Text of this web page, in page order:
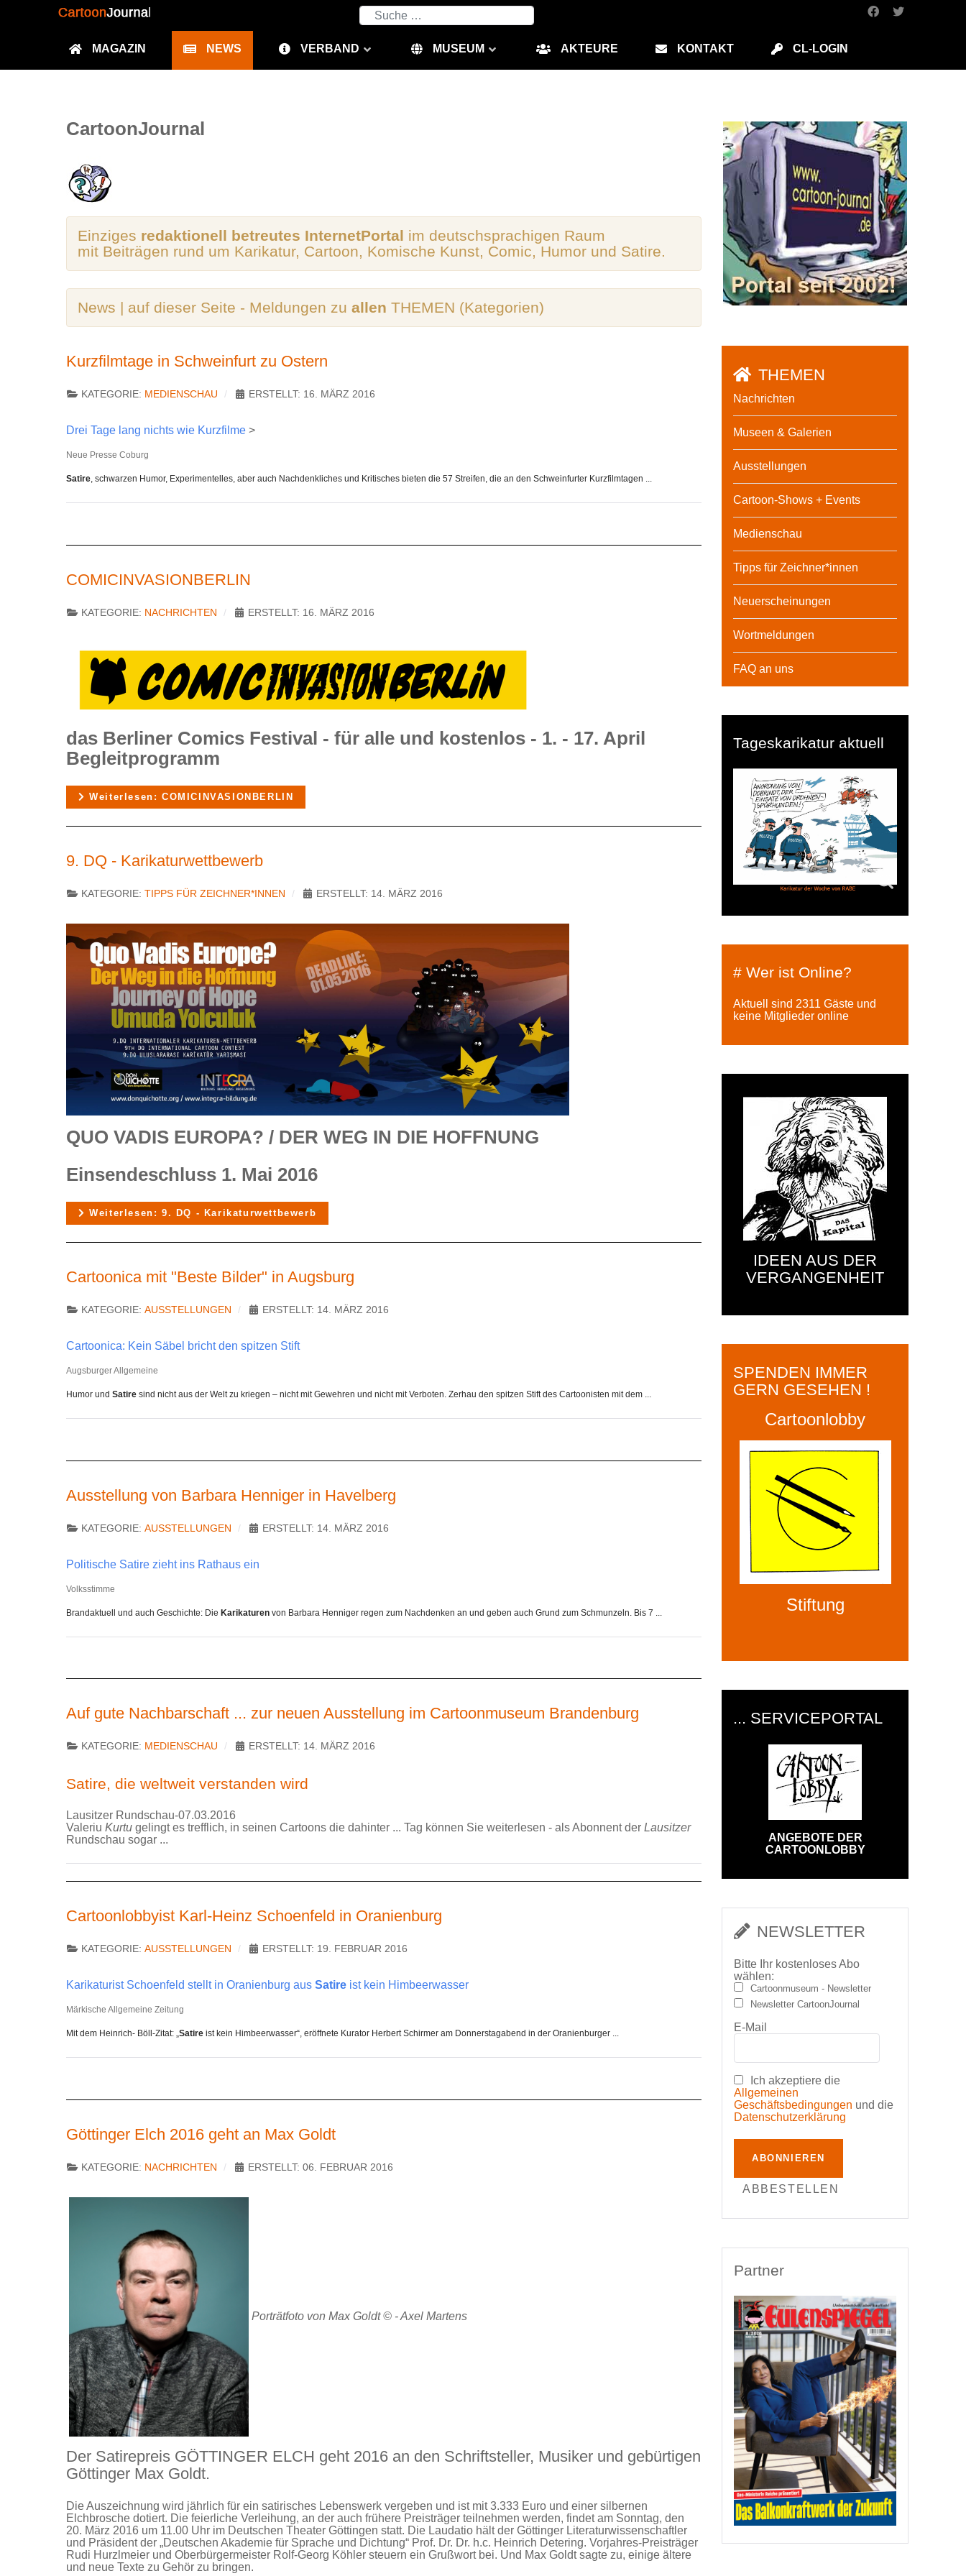
Suchen
MAGAZIN NEWS VERBAND MUSEUM AKTEURE KONTAKT CL-LOGIN
CartoonJournal
Einziges redaktionell betreutes InternetPortal im deutschsprachigen Raum
mit Beiträgen rund um Karikatur, Cartoon, Komische Kunst, Comic, Humor und Satire.
News | auf dieser Seite - Meldungen zu allen THEMEN (Kategorien)
Kurzfilmtage in Schweinfurt zu Ostern
KATEGORIE: MEDIENSCHAU ERSTELLT: 16. MÄRZ 2016
Drei Tage lang nichts wie Kurzfilme >
Neue Presse Coburg
Satire, schwarzen Humor, Experimentelles, aber auch Nachdenkliches und Kritisches bieten die 57 Streifen, die an den Schweinfurter Kurzfilmtagen ...
COMICINVASIONBERLIN
KATEGORIE: NACHRICHTEN ERSTELLT: 16. MÄRZ 2016
das Berliner Comics Festival - für alle und kostenlos - 1. - 17. April
Begleitprogramm
Weiterlesen: COMICINVASIONBERLIN
9. DQ - Karikaturwettbewerb
KATEGORIE: TIPPS FÜR ZEICHNER*INNEN ERSTELLT: 14. MÄRZ 2016
QUO VADIS EUROPA? / DER WEG IN DIE HOFFNUNG
Einsendeschluss 1. Mai 2016
Weiterlesen: 9. DQ - Karikaturwettbewerb
Cartoonica mit "Beste Bilder" in Augsburg
KATEGORIE: AUSSTELLUNGEN ERSTELLT: 14. MÄRZ 2016
Cartoonica: Kein Säbel bricht den spitzen Stift
Augsburger Allgemeine
Humor und Satire sind nicht aus der Welt zu kriegen – nicht mit Gewehren und nicht mit Verboten. Zerhau den spitzen Stift des Cartoonisten mit dem ...
Ausstellung von Barbara Henniger in Havelberg
KATEGORIE: AUSSTELLUNGEN ERSTELLT: 14. MÄRZ 2016
Politische Satire zieht ins Rathaus ein
Volksstimme
Brandaktuell und auch Geschichte: Die Karikaturen von Barbara Henniger regen zum Nachdenken an und geben auch Grund zum Schmunzeln. Bis 7 ...
Auf gute Nachbarschaft ... zur neuen Ausstellung im Cartoonmuseum Brandenburg
KATEGORIE: MEDIENSCHAU ERSTELLT: 14. MÄRZ 2016
Satire, die weltweit verstanden wird
Lausitzer Rundschau-07.03.2016
Valeriu Kurtu gelingt es trefflich, in seinen Cartoons die dahinter ... Tag können Sie weiterlesen - als Abonnent der Lausitzer
Rundschau sogar ...
Cartoonlobbyist Karl-Heinz Schoenfeld in Oranienburg
KATEGORIE: AUSSTELLUNGEN ERSTELLT: 19. FEBRUAR 2016
Karikaturist Schoenfeld stellt in Oranienburg aus Satire ist kein Himbeerwasser
Märkische Allgemeine Zeitung
Mit dem Heinrich- Böll-Zitat: „ Satire ist kein Himbeerwasser“, eröffnete Kurator Herbert Schirmer am Donnerstagabend in der Oranienburger ...
Göttinger Elch 2016 geht an Max Goldt
KATEGORIE: NACHRICHTEN ERSTELLT: 06. FEBRUAR 2016
Porträtfoto von Max Goldt © - Axel Martens
Der Satirepreis GÖTTINGER ELCH geht 2016 an den Schriftsteller, Musiker und gebürtigen
Göttinger Max Goldt.
Die Auszeichnung wird jährlich für ein satirisches Lebenswerk vergeben und ist mit 3.333 Euro und einer silbernen
Elchbrosche dotiert. Die feierliche Verleihung, an der auch frühere Preisträger teilnehmen werden, findet am Sonntag, den
20. März 2016 um 11.00 Uhr im Deutschen Theater Göttingen statt. Die Laudatio hält der Göttinger Literaturwissenschaftler
und Präsident der „Deutschen Akademie für Sprache und Dichtung“ Prof. Dr. Dr. h.c. Heinrich Detering. Vorjahres-Preisträger
Rudi Hurzlmeier und Oberbürgermeister Rolf-Georg Köhler steuern ein Grußwort bei. Und Max Goldt sagte zu, einige ältere
und neue Texte zu Gehör zu bringen.
THEMEN
Nachrichten
Museen & Galerien
Ausstellungen
Cartoon-Shows + Events
Medienschau
Tipps für Zeichner*innen
Neuerscheinungen
Wortmeldungen
FAQ an uns
Tageskarikatur aktuell
# Wer ist Online?
Aktuell sind 2311 Gäste und
keine Mitglieder online
IDEEN AUS DER
VERGANGENHEIT
SPENDEN IMMER
GERN GESEHEN !
Cartoonlobby
Stiftung
... SERVICEPORTAL
ANGEBOTE DER
CARTOONLOBBY
NEWSLETTER
Bitte Ihr kostenloses Abo
wählen:
Cartoonmuseum - Newsletter
Newsletter CartoonJournal
E-Mail
Ich akzeptiere die
Allgemeinen
Geschäftsbedingungen und die
Datenschutzerklärung
ABONNIEREN
ABBESTELLEN
Partner